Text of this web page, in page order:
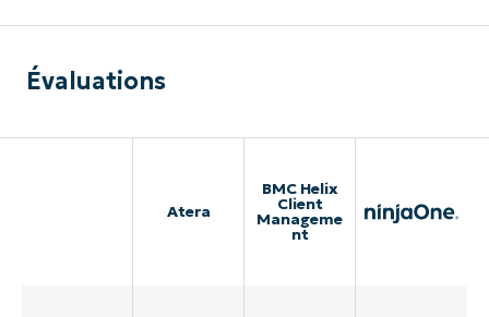
Évaluations
Atera
BMC Helix
Client
Manageme
nt